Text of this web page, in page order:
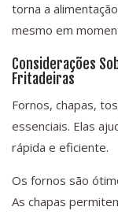
torna a
mesmo em
Considerações
Fritadeiras
Fornos, chapas,
essenciais. Elas
rápida e eficiente.
Os fornos são
As chapas